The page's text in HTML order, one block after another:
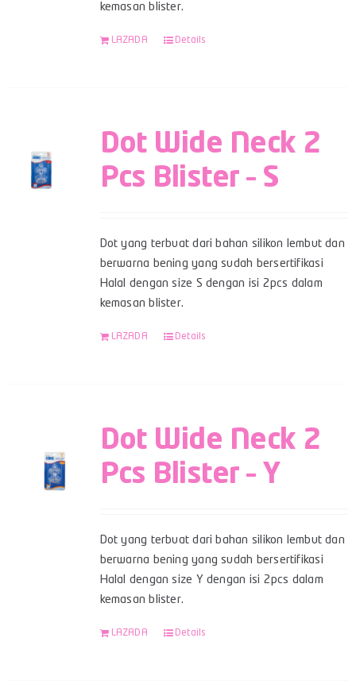
kemasan blister.
LAZADA Details
Dot Wide Neck 2
Pcs Blister – S
Dot yang terbuat dari bahan silikon lembut dan
berwarna bening yang sudah bersertifikasi
Halal dengan size S dengan isi 2pcs dalam
kemasan blister.
LAZADA Details
Dot Wide Neck 2
Pcs Blister – Y
Dot yang terbuat dari bahan silikon lembut dan
berwarna bening yang sudah bersertifikasi
Halal dengan size Y dengan isi 2pcs dalam
kemasan blister.
LAZADA Details